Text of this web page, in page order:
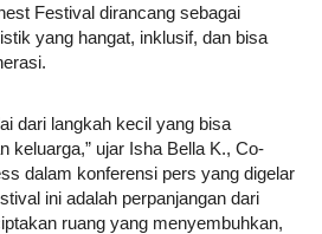
Festival dirancang sebagai
yang hangat, inklusif, dan bisa
dari langkah kecil yang bisa
keluarga,” ujar Isha Bella K., Co-
dalam konferensi pers yang digelar
ini adalah perpanjangan dari
ruang yang menyembuhkan,